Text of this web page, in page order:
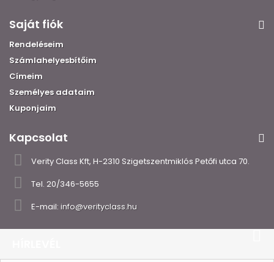
Saját fiók
Rendeléseim
Számlahelyesbítőim
Címeim
Személyes adataim
Kuponjaim
Kapcsolat
Verity Class Kft, H-2310 Szigetszentmiklós Petőfi utca 70.
Tel. 20/346-5655
E-mail: info@verityclass.hu